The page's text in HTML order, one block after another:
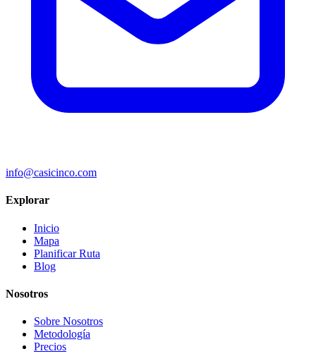
info@casicinco.com
Explorar
Inicio
Mapa
Planificar Ruta
Blog
Nosotros
Sobre Nosotros
Metodología
Precios